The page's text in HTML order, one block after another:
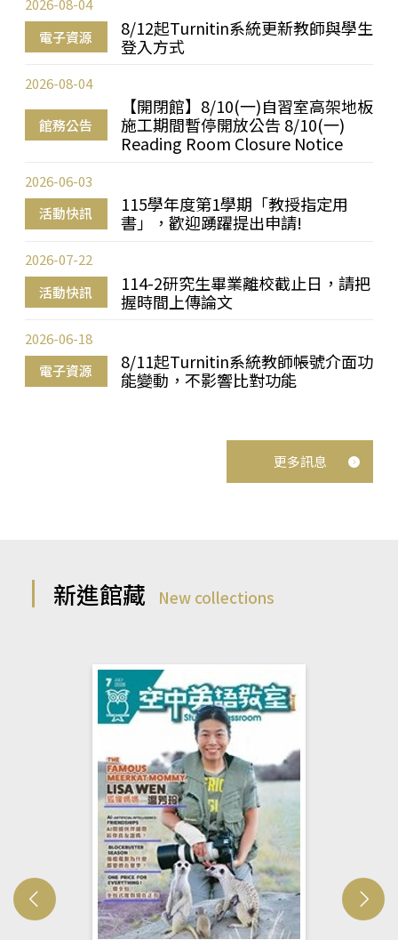
電子資源
8/12起Turnitin系統更新教師與學生
登入方式
2026-08-04
館務公告
【開閉館】8/10(一)自習室高架地板
施工期間暫停開放公告 8/10(一)
Reading Room Closure Notice
2026-08-04
活動快訊
115學年度第1學期「教授指定用
書」，歡迎踴躍提出申請!
2026-06-03
活動快訊
114-2研究生畢業離校截止日，請把
握時間上傳論文
2026-07-22
電子資源
8/11起Turnitin系統教師帳號介面功
能變動，不影響比對功能
2026-06-18
更多訊息
新進館藏 New collections